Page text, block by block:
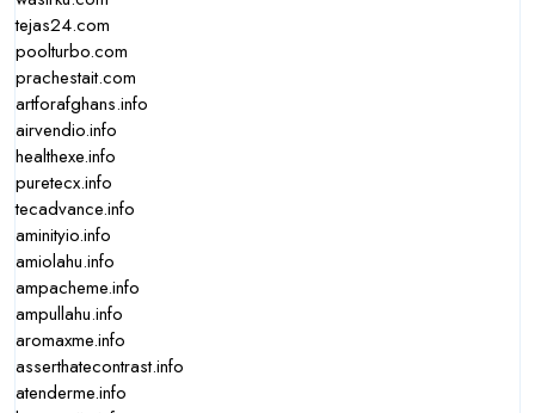
tejas24.com
poolturbo.com
prachestait.com
artforafghans.info
airvendio.info
healthexe.info
puretecx.info
tecadvance.info
aminityio.info
amiolahu.info
ampacheme.info
ampullahu.info
aromaxme.info
asserthatecontrast.info
atenderme.info